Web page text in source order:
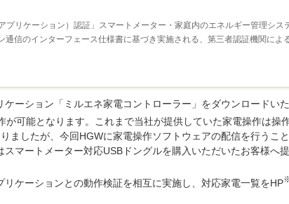
プリケーション）認証」スマートメーター・家庭内のエネルギー管理シス
通信のインターフェース仕様書に基づき実施される、第三者認証機関によ
ーション「ミルエネ家電コントローラー」をダウンロードい
が可能となります。これまで当社が提供していた家電操作は操
ましたが、今回HGWに家電操作ソフトウェアの配信を行うこ
マートメーター対応USBドングルを購入いただいたお客様へ
ケーションとの動作検証を相互に実施し、対応家電一覧をHP